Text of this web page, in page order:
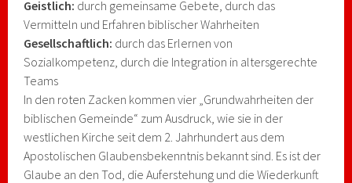
Geistlich: durch gemeinsame Gebete, durch das
Vermitteln und Erfahren biblischer Wahrheiten
Gesellschaftlich: durch das Erlernen von
Sozialkompetenz, durch die Integration in altersgerechte
Teams
In den roten Zacken kommen vier „Grundwahrheiten der
biblischen Gemeinde“ zum Ausdruck, wie sie in der
westlichen Kirche seit dem 2. Jahrhundert aus dem
Apostolischen Glaubensbekenntnis bekannt sind. Es ist der
Glaube an den Tod, die Auferstehung und die Wiederkunft